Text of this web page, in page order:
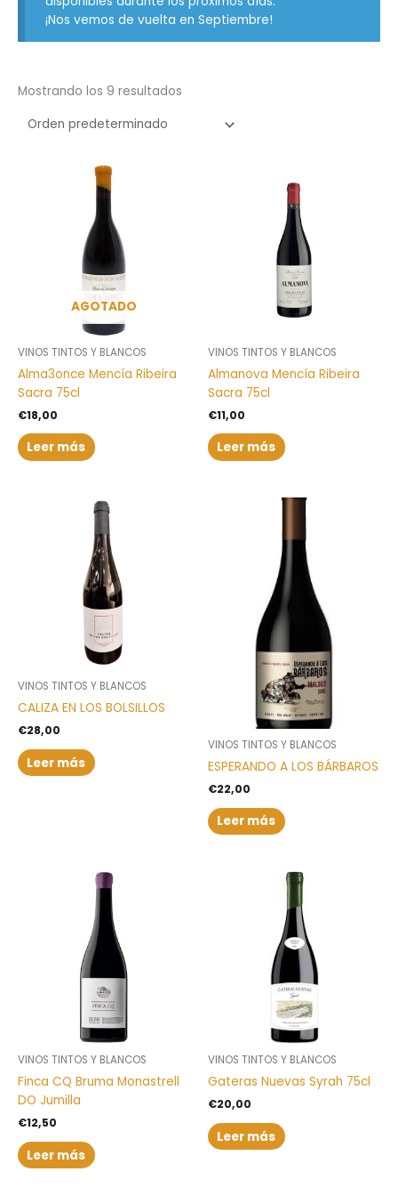
¡Nos vemos de vuelta en Septiembre!
Mostrando los 9 resultados
AGOTADO
VINOS TINTOS Y BLANCOS
Alma3once Mencía Ribeira
Sacra 75cl
€18,00
Leer más
VINOS TINTOS Y BLANCOS
Almanova Mencía Ribeira
Sacra 75cl
€11,00
Leer más
VINOS TINTOS Y BLANCOS
CALIZA EN LOS BOLSILLOS
€28,00
Leer más
VINOS TINTOS Y BLANCOS
ESPERANDO A LOS BÁRBAROS
€22,00
Leer más
VINOS TINTOS Y BLANCOS
Finca CQ Bruma Monastrell
DO Jumilla
€12,50
Leer más
VINOS TINTOS Y BLANCOS
Gateras Nuevas Syrah 75cl
€20,00
Leer más